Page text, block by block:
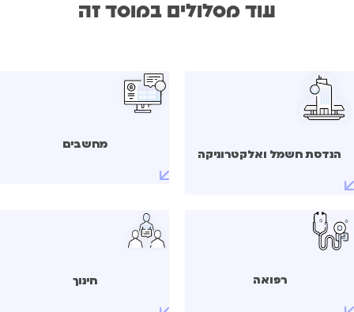
עוד מסלולים במוסד זה
הנדסת חשמל ואלקטרוניקה
מחשבים
רפואה חינוך